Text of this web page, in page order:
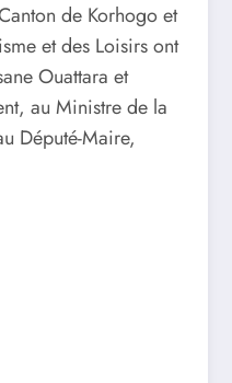
de Korhogo et
et des Loisirs ont
Ouattara et
au Ministre de la
Député-Maire,